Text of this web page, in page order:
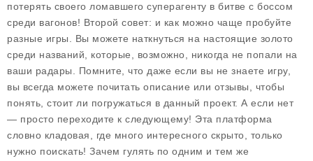
потерять своего ломавшего суперагенту в битве с боссом
среди вагонов! Второй совет: и как можно чаще пробуйте
разные игры. Вы можете наткнуться на настоящие золото
среди названий, которые, возможно, никогда не попали на
ваши радары. Помните, что даже если вы не знаете игру,
вы всегда можете почитать описание или отзывы, чтобы
понять, стоит ли погружаться в данный проект. А если нет
— просто переходите к следующему! Эта платформа
словно кладовая, где много интересного скрыто, только
нужно поискать! Зачем гулять по одним и тем же